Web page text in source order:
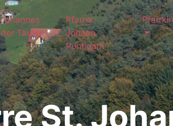
Johannes
der Täufer
Pfarrer
Johann
Puntigam
St.